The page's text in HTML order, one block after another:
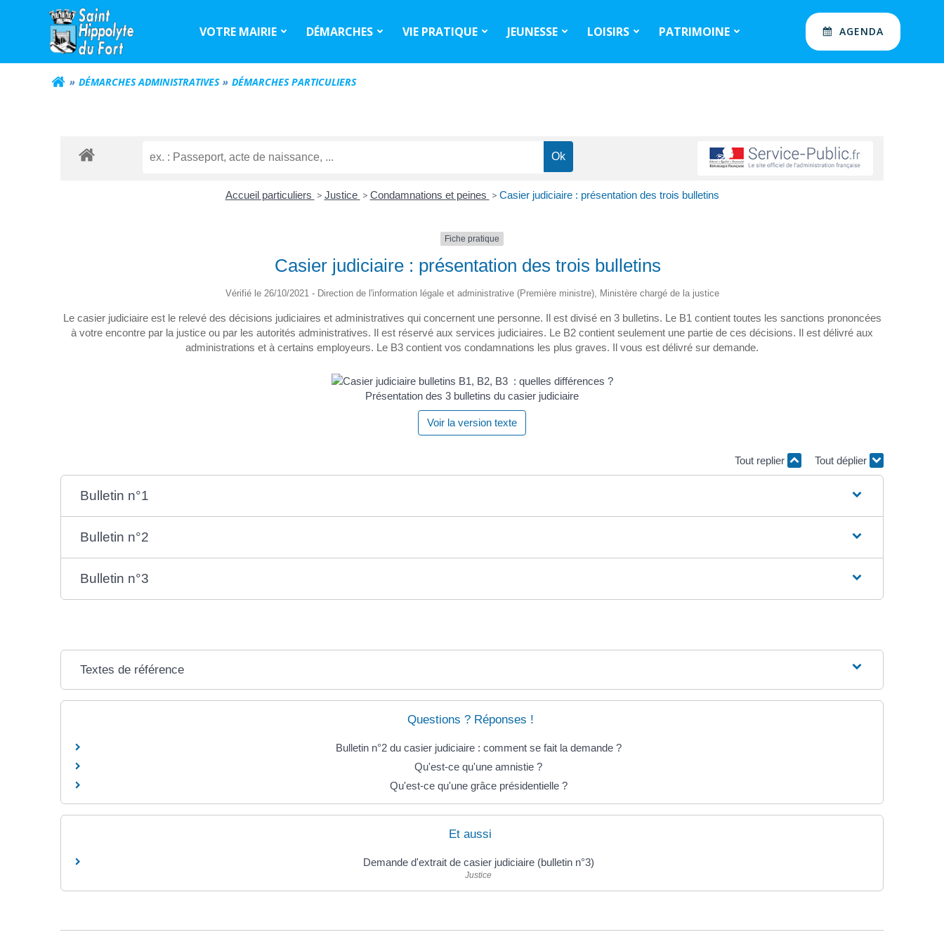
VOTRE MAIRIE DÉMARCHES VIE PRATIQUE JEUNESSE LOISIRS PATRIMOINE AGENDA
DÉMARCHES ADMINISTRATIVES DÉMARCHES PARTICULIERS
Accueil particuliers > Justice > Condamnations et peines > Casier judiciaire : présentation des trois bulletins
Fiche pratique
Casier judiciaire : présentation des trois bulletins
Vérifié le 26/10/2021 - Direction de l'information légale et administrative (Première ministre), Ministère chargé de la justice
Le casier judiciaire est le relevé des décisions judiciaires et administratives qui concernent une personne. Il est divisé en 3 bulletins. Le B1 contient toutes les sanctions prononcées
à votre encontre par la justice ou par les autorités administratives. Il est réservé aux services judiciaires. Le B2 contient seulement une partie de ces décisions. Il est délivré aux
administrations et à certains employeurs. Le B3 contient vos condamnations les plus graves. Il vous est délivré sur demande.
Présentation des 3 bulletins du casier judiciaire
Voir la version texte
Tout replier Tout déplier
Bulletin n°1
Bulletin n°2
Bulletin n°3
Textes de référence
Questions ? Réponses !
Bulletin n°2 du casier judiciaire : comment se fait la demande ?
Qu'est-ce qu'une amnistie ?
Qu'est-ce qu'une grâce présidentielle ?
Et aussi
Demande d'extrait de casier judiciaire (bulletin n°3)
Justice